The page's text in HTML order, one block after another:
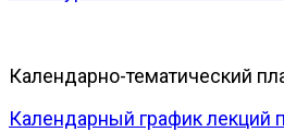
Календарно-тематический
Календарный график лекций